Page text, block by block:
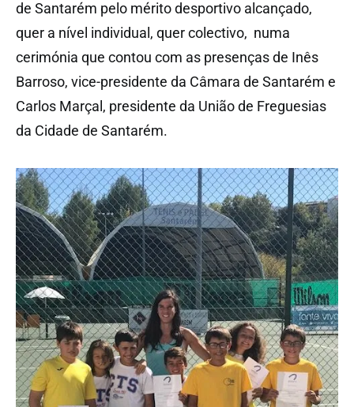
de Santarém pelo mérito desportivo alcançado,
quer a nível individual, quer colectivo, numa
cerimónia que contou com as presenças de Inês
Barroso, vice-presidente da Câmara de Santarém e
Carlos Marçal, presidente da União de Freguesias
da Cidade de Santarém.